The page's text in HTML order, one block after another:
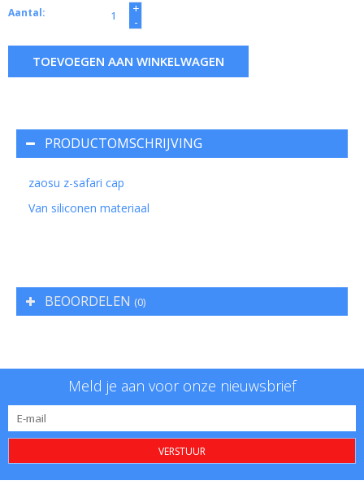
Aantal:
+
-
TOEVOEGEN AAN WINKELWAGEN
PRODUCTOMSCHRIJVING
zaosu z-safari cap
Van siliconen materiaal
BEOORDELEN (0)
Meld je aan voor onze nieuwsbrief
VERSTUUR